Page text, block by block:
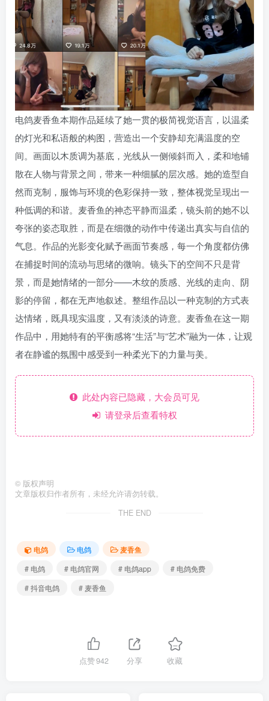
电鸽麦香鱼本期作品延续了她一贯的极简视觉语言，以温柔
的灯光和私语般的构图，营造出一个安静却充满温度的空
间。画面以木质调为基底，光线从一侧倾斜而入，柔和地铺
散在人物与背景之间，带来一种细腻的层次感。她的造型自
然而克制，服饰与环境的色彩保持一致，整体视觉呈现出一
种低调的和谐。麦香鱼的神态平静而温柔，镜头前的她不以
夸张的姿态取胜，而是在细微的动作中传递出真实与自信的
气息。作品的光影变化赋予画面节奏感，每一个角度都仿佛
在捕捉时间的流动与思绪的微响。镜头下的空间不只是背
景，而是她情绪的一部分——木纹的质感、光线的走向、阴
影的停留，都在无声地叙述。整组作品以一种克制的方式表
达情绪，既具现实温度，又有淡淡的诗意。麦香鱼在这一期
作品中，用她特有的平衡感将“生活”与“艺术”融为一体，让观
者在静谧的氛围中感受到一种柔光下的力量与美。
此处内容已隐藏，大会员可见
请登录后查看特权
© 版权声明
文章版权归作者所有，未经允许请勿转载。
THE END
电鸽 电鸽
麦香鱼
# 电鸽
# 电鸽官网 # 电鸽app
# 电鸽免费
# 抖音电鸽
# 麦香鱼
点赞942 分享 收藏